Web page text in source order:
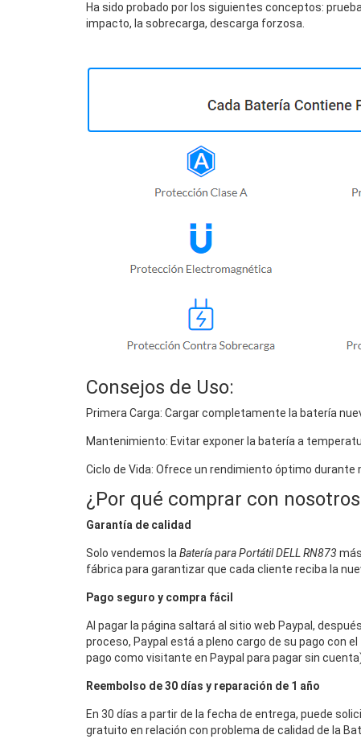
Ha sido probado por los siguientes conceptos:
impacto, la sobrecarga, descarga forzosa.
Consejos de Uso:
Primera Carga: Cargar completamente la batería
Mantenimiento: Evitar exponer la batería a
Ciclo de Vida: Ofrece un rendimiento óptimo
¿Por qué comprar con
Garantía de calidad
Solo vendemos laBatería para Portátil DELL RN873
fábrica para garantizar que cada cliente reciba la
Pago seguro y compra fácil
Al pagar la página saltará al sitio web Paypal,
proceso, Paypal está a pleno cargo de su pago con
pago como visitante en Paypal para pagar sin
Reembolso de 30 días y reparación de 1 año
En 30 días a partir de la fecha de entrega, puede
gratuito en relación con problema de calidad de la